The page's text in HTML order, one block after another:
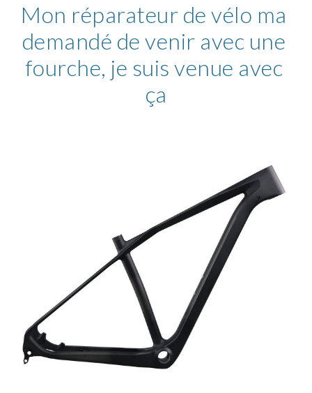
Mon réparateur de vélo ma
demandé de venir avec une
fourche, je suis venue avec
ça